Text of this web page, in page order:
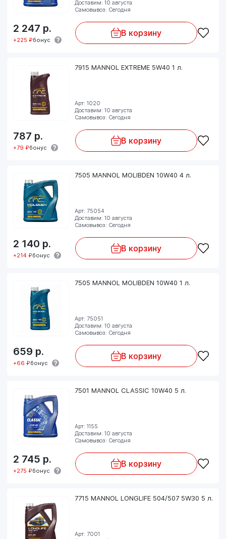
Доставим: 10 августа
Самовывоз: Сегодня
2 247 р.
+225 ₽бонус
В корзину
7915 MANNOL EXTREME 5W40 1 л.
Арт: 1020
Доставим: 10 августа
Самовывоз: Сегодня
787 р.
+79 ₽бонус
В корзину
7505 MANNOL MOLIBDEN 10W40 4 л.
Арт: 75054
Доставим: 10 августа
Самовывоз: Сегодня
2 140 р.
+214 ₽бонус
В корзину
7505 MANNOL MOLIBDEN 10W40 1 л.
Арт: 75051
Доставим: 10 августа
Самовывоз: Сегодня
659 р.
+66 ₽бонус
В корзину
7501 MANNOL CLASSIC 10W40 5 л.
Арт: 1155
Доставим: 10 августа
Самовывоз: Сегодня
2 745 р.
+275 ₽бонус
В корзину
7715 MANNOL LONGLIFE 504/507 5W30 5 л.
Арт: 7001